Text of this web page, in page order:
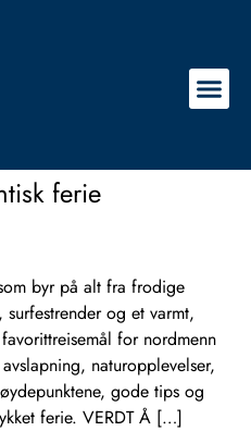
ferie
byr på alt fra frodige
surfestrender og et varmt,
for nordmenn
naturopplevelser,
gode tips og
ferie. VERDT Å […]